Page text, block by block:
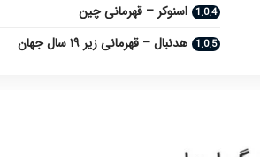
اسنوکر – قهرمانی چین
هدنبال – قهرمانی زیر ۱۹ سال جهان